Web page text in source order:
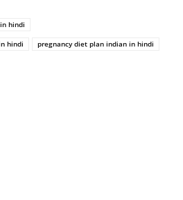
hindi
hindi
pregnancy diet plan indian in hindi